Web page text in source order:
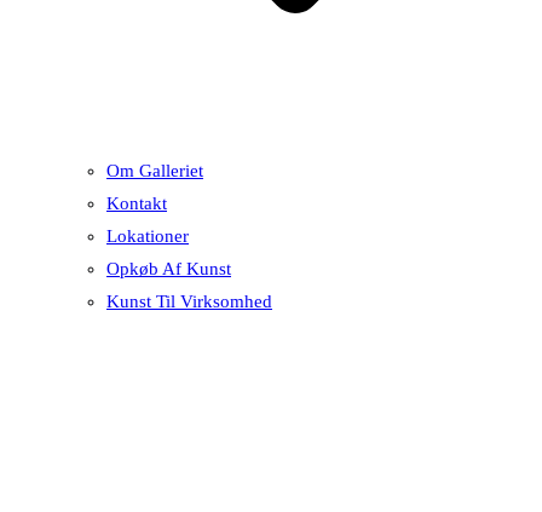
Om Galleriet
Kontakt
Lokationer
Opkøb Af Kunst
Kunst Til Virksomhed